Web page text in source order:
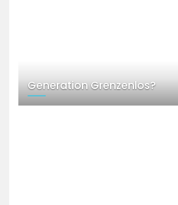
Generation Grenzenlos?